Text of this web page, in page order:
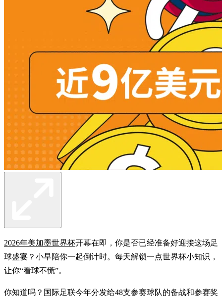
2026年美加墨世界杯开幕在即，你是否已经准备好迎接这场足
球盛宴？小早陪你一起倒计时。每天解锁一点世界杯小知识，
让你“看球不慌”。
你知道吗？国际足联今年分发给48支参赛球队的备战和参赛奖